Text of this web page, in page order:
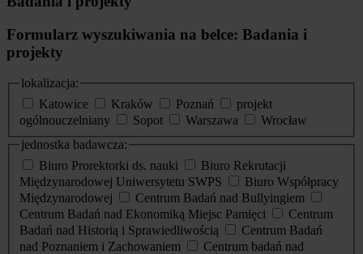
Formularz wyszukiwania na belce: Badania i
projekty
lokalizacja:
Katowice
Kraków Poznań
projekt
ogólnouczelniany
Sopot Warszawa
Wrocław
jednostka badawcza:
Biuro Prorektorki ds. nauki
Biuro Rekrutacji
Międzynarodowej Uniwersytetu SWPS
Biuro Współpracy
Międzynarodowej
Centrum Badań nad Bullyingiem
Centrum Badań nad Ekonomiką Miejsc Pamięci
Centrum
Badań nad Historią i Sprawiedliwością
Centrum Badań
nad Poznaniem i Zachowaniem
Centrum badań nad